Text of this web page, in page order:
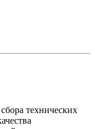
технических